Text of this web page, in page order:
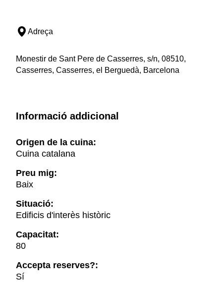
Adreça
Monestir de Sant Pere de Casserres, s/n, 08510,
Casserres, Casserres, el Berguedà, Barcelona
Informació addicional
Origen de la cuina:
Cuina catalana
Preu mig:
Baix
Situació:
Edificis d'interès històric
Capacitat:
80
Accepta reserves?:
Sí